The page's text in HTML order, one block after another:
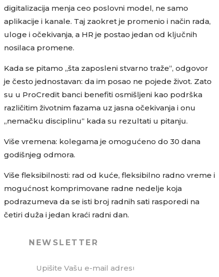
digitalizacija menja ceo poslovni model, ne samo
aplikacije i kanale. Taj zaokret je promenio i način rada,
uloge i očekivanja, a HR je postao jedan od ključnih
nosilaca promene.
Kada se pitamo „šta zaposleni stvarno traže“, odgovor
je često jednostavan: da im posao ne pojede život. Zato
su u ProCredit banci benefiti osmišljeni kao podrška
različitim životnim fazama uz jasna očekivanja i onu
„nemačku disciplinu“ kada su rezultati u pitanju.
Više vremena: kolegama je omogućeno do 30 dana
godišnjeg odmora.
Više fleksibilnosti: rad od kuće, fleksibilno radno vreme i
mogućnost komprimovane radne nedelje koja
podrazumeva da se isti broj radnih sati rasporedi na
četiri duža i jedan kraći radni dan.
NEWSLETTER